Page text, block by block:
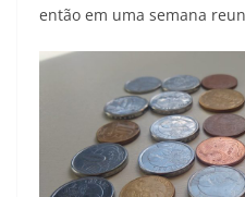
então em uma semana